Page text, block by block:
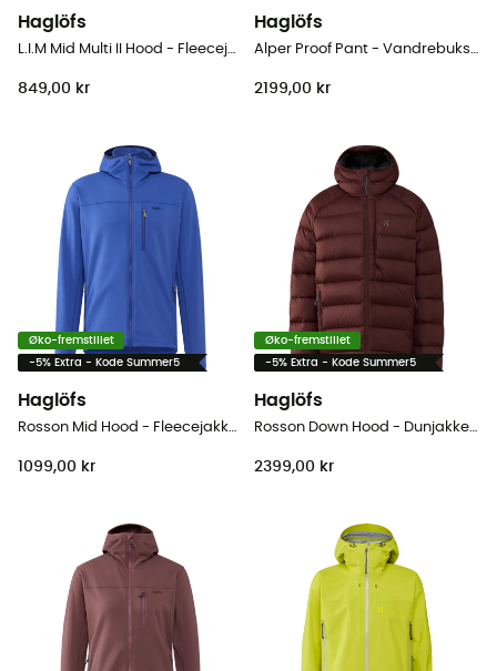
Haglöfs
L.I.M Mid Multi II Hood - Fleecejakke - Herrer
849,00 kr
Haglöfs
Alper Proof Pant - Vandrebukser - Herrer
2199,00 kr
Øko-fremstillet
-5% Extra - Kode Summer5
Haglöfs
Rosson Mid Hood - Fleecejakke - Herrer
1099,00 kr
Øko-fremstillet
-5% Extra - Kode Summer5
Haglöfs
Rosson Down Hood - Dunjakke - Herrer
2399,00 kr